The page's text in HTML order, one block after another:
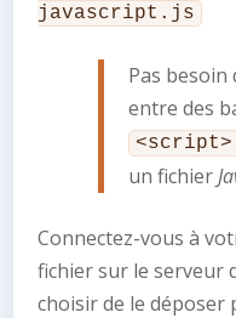
javascript.js
Pas besoin
entre des
<script>
un fichier
Connectez-vous à
fichier sur le serveur
choisir de le déposer